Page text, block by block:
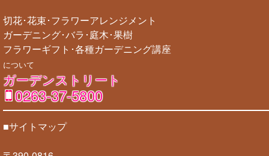
切花･花束･フラワーアレンジメント
ガーデニング･バラ･庭木･果樹
フラワーギフト･各種ガーデニング講座
について
ガーデンストリート
0263-37-5800
■サイトマップ